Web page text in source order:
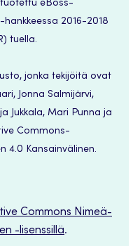
eBoss-
2016-2018
tuella.
jonka tekijöitä ovat
Jonna Salmijärvi,
Jukkala, Mari Punna ja
Commons-
4.0 Kansainvälinen.
Commons Nimeä-
-lisenssillä.